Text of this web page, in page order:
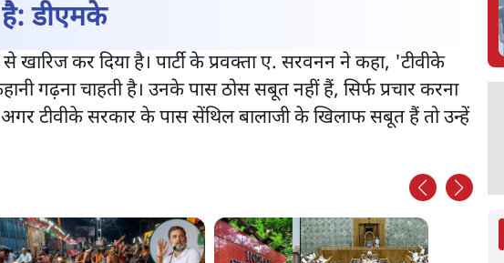
है: डीएमके
कर दिया है। पार्टी के प्रवक्ता ए. सरवनन ने कहा, 'टीवीके
गढ़ना चाहती है। उनके पास ठोस सबूत नहीं हैं, सिर्फ प्रचार करना
टीवीके सरकार के पास सेंथिल बालाजी के खिलाफ सबूत हैं तो उन्हें